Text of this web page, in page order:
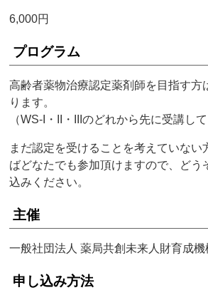
6,000円
プログラム
高齢者薬物治療認定薬剤師を目指す方
ります。
（WS-I・II・IIIのどれから先に受講し
まだ認定を受けることを考えていない
ばどなたでも参加頂けますので、どう
込みください。
主催
一般社団法人 薬局共創未来人財育成機
申し込み方法